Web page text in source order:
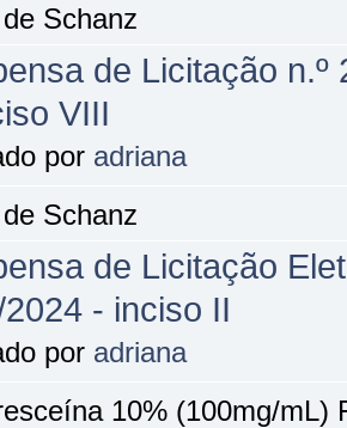
Schanz
de Licitação n.º
VIII
por adriana
Schanz
de Licitação
- inciso II
por adriana
10% (100mg/mL)